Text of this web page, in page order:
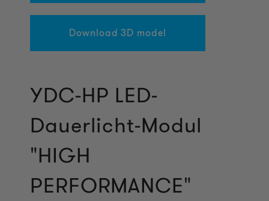
Download 3D model
YDC-HP LED-
Dauerlicht-Modul
"HIGH
PERFORMANCE"